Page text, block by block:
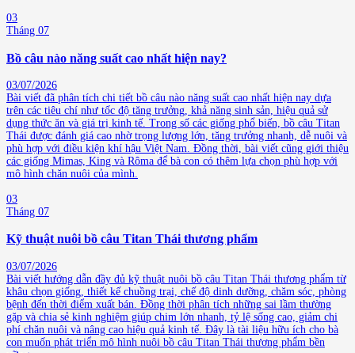
03
Tháng 07
Bồ câu nào năng suất cao nhất hiện nay?
03/07/2026
Bài viết đã phân tích chi tiết bồ câu nào năng suất cao nhất hiện nay dựa
trên các tiêu chí như tốc độ tăng trưởng, khả năng sinh sản, hiệu quả sử
dụng thức ăn và giá trị kinh tế. Trong số các giống phổ biến, bồ câu Titan
Thái được đánh giá cao nhờ trọng lượng lớn, tăng trưởng nhanh, dễ nuôi và
phù hợp với điều kiện khí hậu Việt Nam. Đồng thời, bài viết cũng giới thiệu
các giống Mimas, King và Rôma để bà con có thêm lựa chọn phù hợp với
mô hình chăn nuôi của mình.
03
Tháng 07
Kỹ thuật nuôi bồ câu Titan Thái thương phẩm
03/07/2026
Bài viết hướng dẫn đầy đủ kỹ thuật nuôi bồ câu Titan Thái thương phẩm từ
khâu chọn giống, thiết kế chuồng trại, chế độ dinh dưỡng, chăm sóc, phòng
bệnh đến thời điểm xuất bán. Đồng thời phân tích những sai lầm thường
gặp và chia sẻ kinh nghiệm giúp chim lớn nhanh, tỷ lệ sống cao, giảm chi
phí chăn nuôi và nâng cao hiệu quả kinh tế. Đây là tài liệu hữu ích cho bà
con muốn phát triển mô hình nuôi bồ câu Titan Thái thương phẩm bền